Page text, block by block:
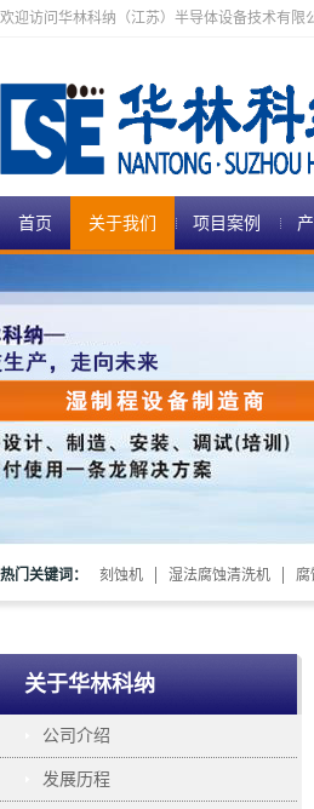
欢迎访问华林科纳（江苏）半导体设备技术有限
首页 关于我们 项目案例
热门关键词： 刻蚀机 湿法腐蚀清洗机 腐
关于华林科纳
公司介绍
发展历程